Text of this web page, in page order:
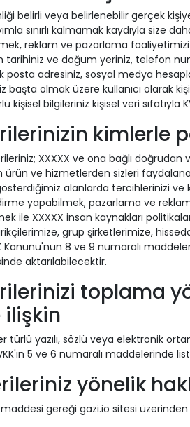
belirli veya belirlenebilir gerçek
sınırlı kalmamak kaydıyla size
reklam ve pazarlama faaliyetimizi
ve doğum yeriniz, telefon
posta adresiniz, sosyal medya
başta olmak üzere kullanıcı olarak
kişisel bilgileriniz kişisel veri sıfatıyla
kimlerle
XXXXX ve ona bağlı doğrudan
ürün ve hizmetlerden sizleri
alanlarda tercihlerinizi ve
yapabilmek, pazarlama ve reklam
ile XXXXX insan kaynakları
grup şirketlerimize,
Kanunu'nun 8 ve 9 numaralı
aktarılabilecektir.
toplama
ilişkin
türlü yazılı, sözlü veya elektronik
5 ve 6 numaralı maddelerinde
yönelik
maddesi gereği gazi.io sitesi